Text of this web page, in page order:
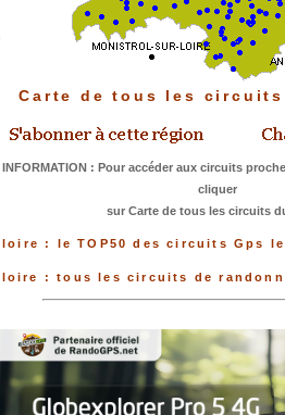
Carte de tous les circuits
INFORMATION : Pour accéder aux circuits
cliquer
sur Carte de tous les circuits
loire : le TOP50 des circuits Gps
loire : tous les circuits de